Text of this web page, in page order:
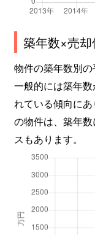
築年数×売却
物件の築年数別の
一般的には築年
れている傾向に
の物件は、築年
スもあります。